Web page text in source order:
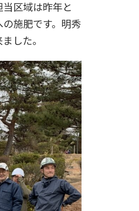
区域は昨年と
施肥です。明秀
した。